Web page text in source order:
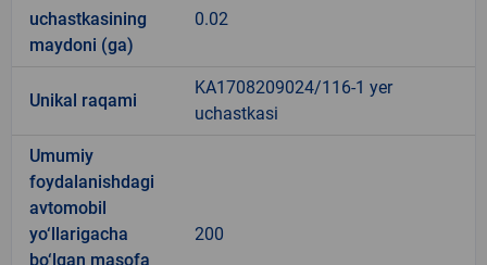
uchastkasining
maydoni (ga)
0.02
Unikal raqami
KA1708209024/116-1 yer
uchastkasi
Umumiy
foydalanishdagi
avtomobil
yo‘llarigacha
bo‘lgan masofa
200